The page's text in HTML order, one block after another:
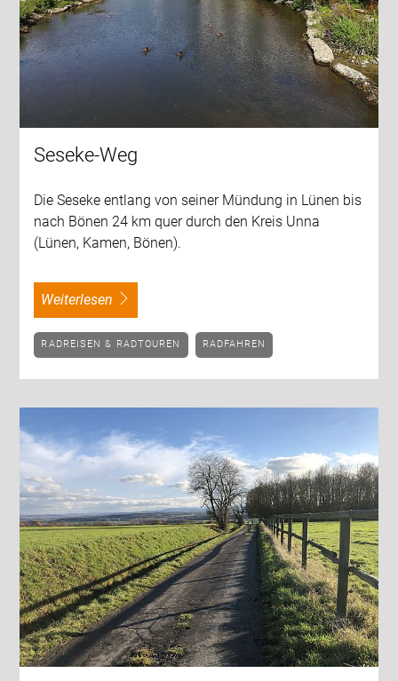
Seseke-Weg
Die Seseke entlang von seiner Mündung in Lünen bis
nach Bönen 24 km quer durch den Kreis Unna
(Lünen, Kamen, Bönen).
weiterlesen
RADREISEN & RADTOUREN RADFAHREN